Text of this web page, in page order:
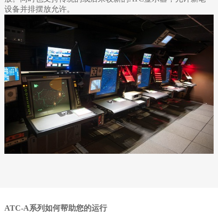
设备并排摆放允许。
ATC-A系列如何帮助您的运行